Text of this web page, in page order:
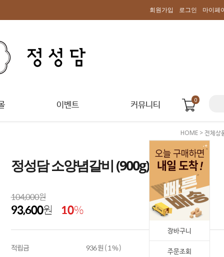
회원가입 로그인 마이페
이벤트 커뮤니티 0
장바구니
주문조회
HOME>전체상
정성담 소양념갈비 (900g)
104,000원
93,600원 10%
적립금
936 원 ( 1 % )